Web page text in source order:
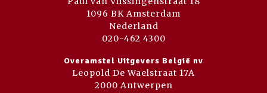
1096 BK Amsterdam
Nederland
020-462 4300
Overamstel Uitgevers België nv
Leopold De Waelstraat 17A
2000 Antwerpen